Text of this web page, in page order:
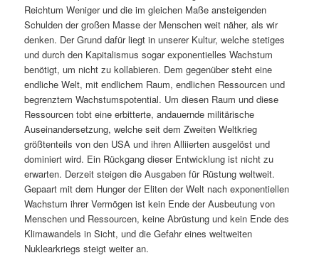
Reichtum Weniger und die im gleichen Maße ansteigenden
Schulden der großen Masse der Menschen weit näher, als wir
denken. Der Grund dafür liegt in unserer Kultur, welche stetiges
und durch den Kapitalismus sogar exponentielles Wachstum
benötigt, um nicht zu kollabieren. Dem gegenüber steht eine
endliche Welt, mit endlichem Raum, endlichen Ressourcen und
begrenztem Wachstumspotential. Um diesen Raum und diese
Ressourcen tobt eine erbitterte, andauernde militärische
Auseinandersetzung, welche seit dem Zweiten Weltkrieg
größtenteils von den USA und ihren Alliierten ausgelöst und
dominiert wird. Ein Rückgang dieser Entwicklung ist nicht zu
erwarten. Derzeit steigen die Ausgaben für Rüstung weltweit.
Gepaart mit dem Hunger der Eliten der Welt nach exponentiellen
Wachstum ihrer Vermögen ist kein Ende der Ausbeutung von
Menschen und Ressourcen, keine Abrüstung und kein Ende des
Klimawandels in Sicht, und die Gefahr eines weltweiten
Nuklearkriegs steigt weiter an.